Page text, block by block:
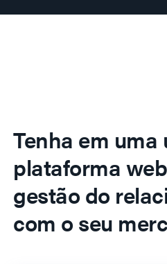
Tenha em uma
plataforma
gestão do
com o seu